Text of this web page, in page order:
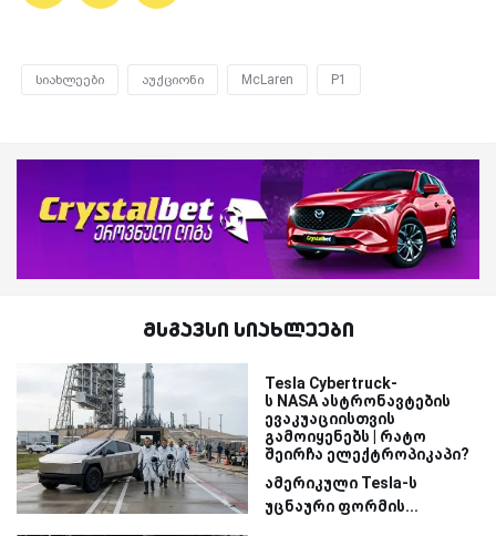
სიახლეები აუქციონი McLaren P1
მსგავსი სიახლეები
Tesla Cybertruck-
ს NASA ასტრონავტების
ევაკუაციისთვის
გამოიყენებს | რატო
შეირჩა ელექტროპიკაპი?
ამერიკული Tesla-ს
უცნაური ფორმის...